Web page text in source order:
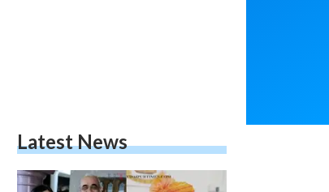
Latest News